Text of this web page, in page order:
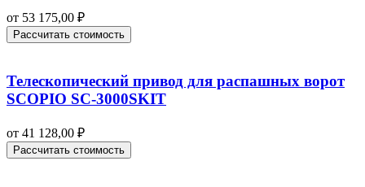
от 53 175,00 ₽
Рассчитать стоимость
Телескопический привод для распашных ворот
SCOPIO SC-3000SKIT
от 41 128,00 ₽
Рассчитать стоимость